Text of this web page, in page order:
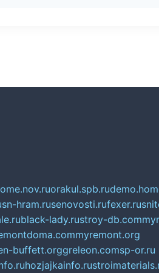
orakul.spb.ru
sn-hram.rusenovosti.rufexer.ru
black-lady.rustroy-db.com
myremont.org
buffett.orggreleon.comsp-or.ru
hozjajkainfo.ru